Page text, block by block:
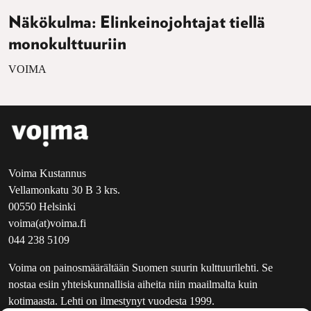
Näkökulma: Elinkeinojohtajat tiellä
monokulttuuriin
VOIMA
Voima Kustannus
Vellamonkatu 30 B 3 krs.
00550 Helsinki
voima(at)voima.fi
044 238 5109
Voima on painosmäärältään Suomen suurin kulttuurilehti. Se
nostaa esiin yhteiskunnallisia aiheita niin maailmalta kuin
kotimaasta. Lehti on ilmestynyt vuodesta 1999.